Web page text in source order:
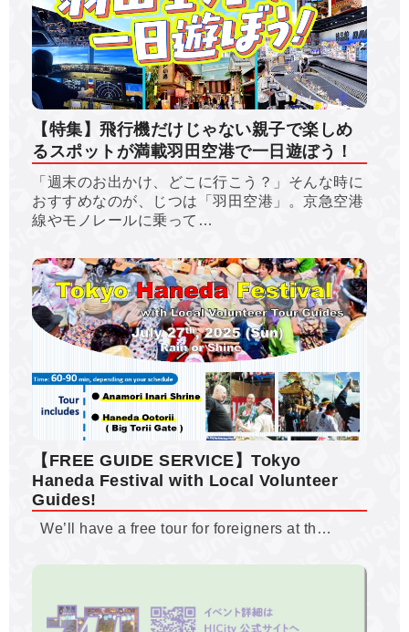
【特集】飛行機だけじゃない親子で楽しめ
るスポットが満載羽田空港で一日遊ぼう！
「週末のお出かけ、どこに行こう？」そんな時に
おすすめなのが、じつは「羽田空港」。京急空港
線やモノレールに乗って…
【FREE GUIDE SERVICE】Tokyo
Haneda Festival with Local Volunteer
Guides!
We’ll have a free tour for foreigners at th…